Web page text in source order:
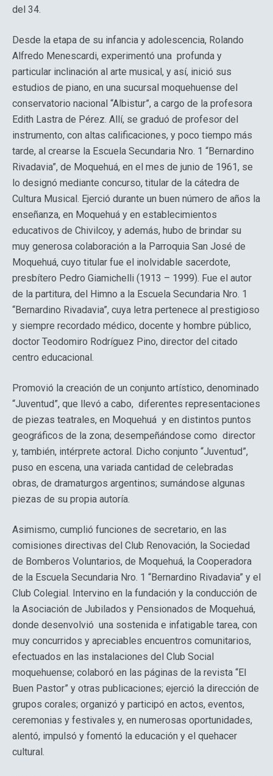
del 34.
Desde la etapa de su infancia y adolescencia, Rolando
Alfredo Menescardi, experimentó una profunda y
particular inclinación al arte musical, y así, inició sus
estudios de piano, en una sucursal moquehuense del
conservatorio nacional “Albistur”, a cargo de la profesora
Edith Lastra de Pérez. Allí, se graduó de profesor del
instrumento, con altas calificaciones, y poco tiempo más
tarde, al crearse la Escuela Secundaria Nro. 1 “Bernardino
Rivadavia”, de Moquehuá, en el mes de junio de 1961, se
lo designó mediante concurso, titular de la cátedra de
Cultura Musical. Ejerció durante un buen número de años la
enseñanza, en Moquehuá y en establecimientos
educativos de Chivilcoy, y además, hubo de brindar su
muy generosa colaboración a la Parroquia San José de
Moquehuá, cuyo titular fue el inolvidable sacerdote,
presbítero Pedro Giamichelli (1913 – 1999). Fue el autor
de la partitura, del Himno a la Escuela Secundaria Nro. 1
“Bernardino Rivadavia”, cuya letra pertenece al prestigioso
y siempre recordado médico, docente y hombre público,
doctor Teodomiro Rodríguez Pino, director del citado
centro educacional.
Promovió la creación de un conjunto artístico, denominado
“Juventud”, que llevó a cabo, diferentes representaciones
de piezas teatrales, en Moquehuá y en distintos puntos
geográficos de la zona; desempeñándose como director
y, también, intérprete actoral. Dicho conjunto “Juventud”,
puso en escena, una variada cantidad de celebradas
obras, de dramaturgos argentinos; sumándose algunas
piezas de su propia autoría.
Asimismo, cumplió funciones de secretario, en las
comisiones directivas del Club Renovación, la Sociedad
de Bomberos Voluntarios, de Moquehuá, la Cooperadora
de la Escuela Secundaria Nro. 1 “Bernardino Rivadavia” y el
Club Colegial. Intervino en la fundación y la conducción de
la Asociación de Jubilados y Pensionados de Moquehuá,
donde desenvolvió una sostenida e infatigable tarea, con
muy concurridos y apreciables encuentros comunitarios,
efectuados en las instalaciones del Club Social
moquehuense; colaboró en las páginas de la revista “El
Buen Pastor” y otras publicaciones; ejerció la dirección de
grupos corales; organizó y participó en actos, eventos,
ceremonias y festivales y, en numerosas oportunidades,
alentó, impulsó y fomentó la educación y el quehacer
cultural.